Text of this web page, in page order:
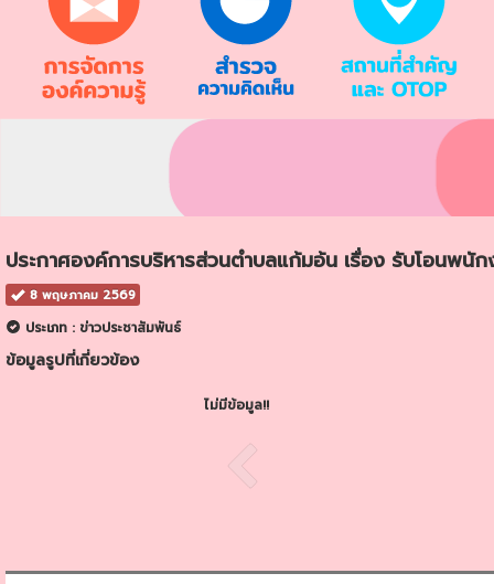
ประกาศองค์การบริหารส่วนตำบลแก้มอ้น เรื่อง รับโอนพ
8 พฤษภาคม 2569
ประเภท : ข่าวประชาสัมพันธ์
ข้อมูลรูปที่เกี่ยวข้อง
ไม่มีข้อมูล!!